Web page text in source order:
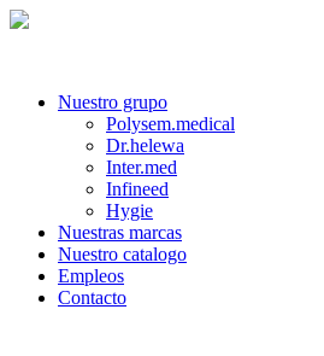
Nuestro grupo
Polysem.medical
Dr.helewa
Inter.med
Infineed
Hygie
Nuestras marcas
Nuestro catalogo
Empleos
Contacto